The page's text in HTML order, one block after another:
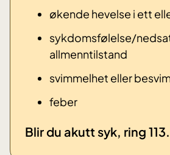
økende hevelse i ett
sykdomsfølelse/
allmenntilstand
svimmelhet eller
​feber
​Blir du akutt syk, ring 113.